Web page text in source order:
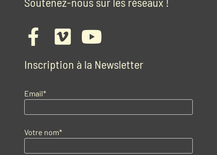
Inscription à la Newsletter
Email*
Votre nom*